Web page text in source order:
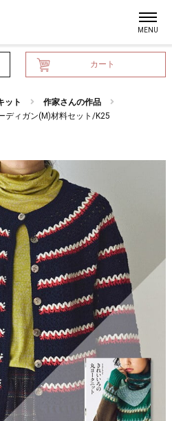
カート
ット
作家さんの作品
ディガン(M)材料セット/K25